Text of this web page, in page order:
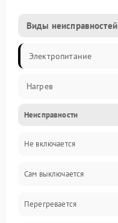
Виды неисправностей
Электропитание
Нагрев
Неисправности
Не включается
Сам выключается
Перегревается